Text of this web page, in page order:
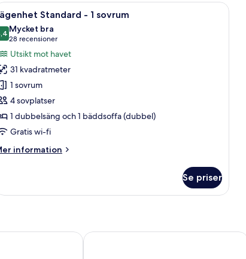
litet pentry och ett fönster med utsikt över träd.
Ett hotellrum med en säng, ett
10 Standard - 1 sovrum
8,4 av 10
Mycket bra
28 recensioner
(28 recensioner)
Utsikt mot havet
31 kvadratmeter
1 sovrum
4 sovplatser
1 dubbelsäng och 1 bäddsoffa (dubbel)
Gratis wi-fi
information
Se priser
Hotel Burg-Klause